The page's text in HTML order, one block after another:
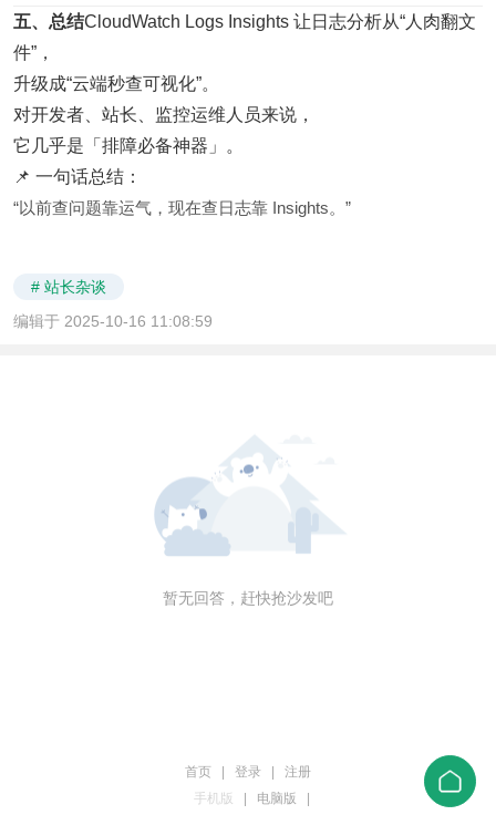
五、总结CloudWatch Logs Insights 让日志分析从“人肉翻文
件”，
升级成“云端秒查可视化”。
对开发者、站长、监控运维人员来说，
它几乎是「排障必备神器」。
📌 一句话总结：
“以前查问题靠运气，现在查日志靠 Insights。”
# 站长杂谈
编辑于 2025-10-16 11:08:59
暂无回答，赶快抢沙发吧
首页 登录
注册
手机版
电脑版